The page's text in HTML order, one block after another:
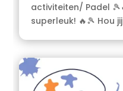
activiteiten/ Padel
superleuk! 🔥🎾 Hou jij